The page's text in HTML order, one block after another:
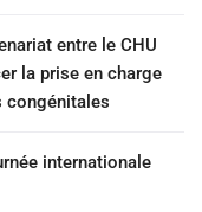
entre le CHU
la prise en charge
congénitales
internationale